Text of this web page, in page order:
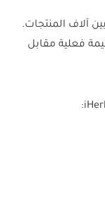
آلاف المنتجات.
فعلية مقابل